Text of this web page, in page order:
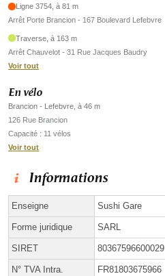
Ligne 3754, à 81 m
Arrêt Porte Brancion - 167 Boulevard Lefebvre
Traverse, à 163 m
Arrêt Chauvelot - 31 Rue Jacques Baudry
Voir tout
En vélo
Brancion - Lefebvre, à 46 m
126 Rue Brancion
Capacité : 11 vélos
Voir tout
Informations
Enseigne Sushi Gare
Forme juridique SARL
SIRET 80367596600029
N° TVA Intra. FR81803675966